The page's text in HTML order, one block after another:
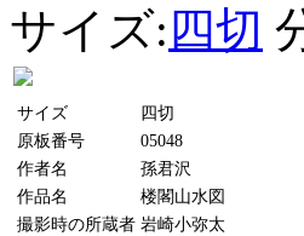
サイズ: 四切
サイズ
四切
原板番号
05048
作者名
孫君沢
作品名
楼閣山水図
撮影時の所蔵者 岩崎小弥太